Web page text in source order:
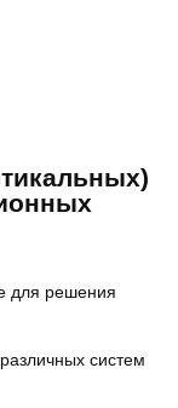
для решения
систем